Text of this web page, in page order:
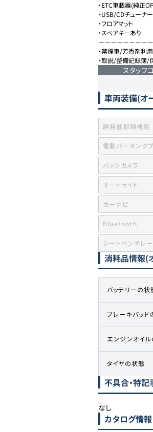
・ETC車載器(純正
・USB/CDチューナ
・フロアマット
・スペアキーあり
－－－－－－－－
・禁煙車/芳香剤利
・取説/整備記録簿/
スタッフ
車両装備(オ
誤発進抑制機能
電動パーキング
バックカメラ
オートライト
カーナビ
Bluetooth
シートベンチレ
消耗品情報(
バッテリーの状
ブレーキパッド
エンジンオイ
タイヤの状態
不具合・特
なし
カタログ情報